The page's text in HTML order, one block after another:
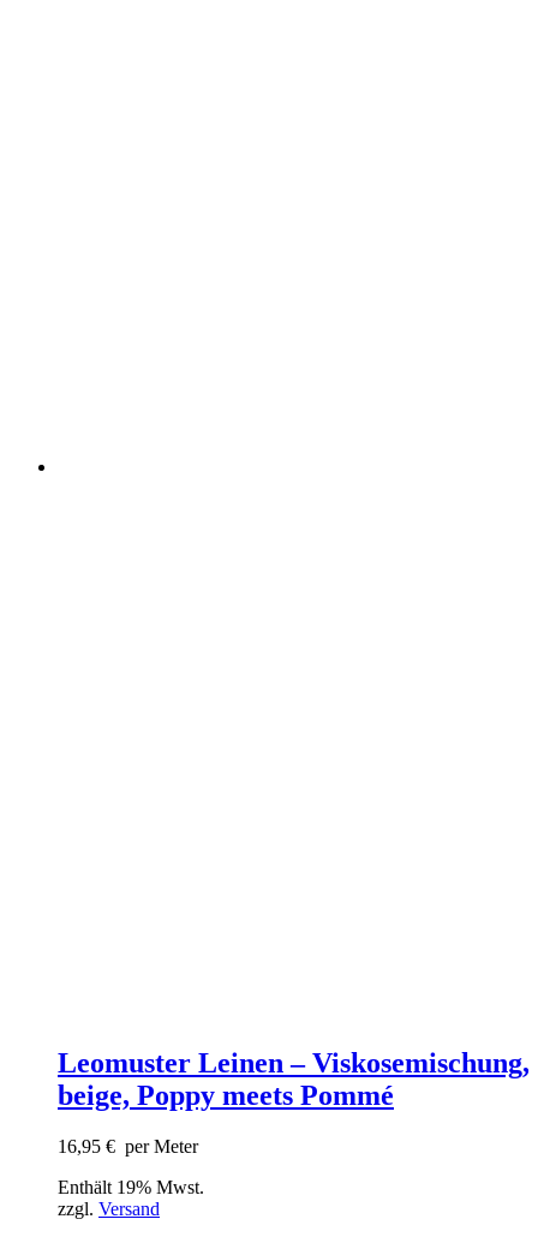
Leomuster Leinen – Viskosemischung,
beige, Poppy meets Pommé
16,95 € per Meter
Enthält 19% Mwst.
zzgl. Versand